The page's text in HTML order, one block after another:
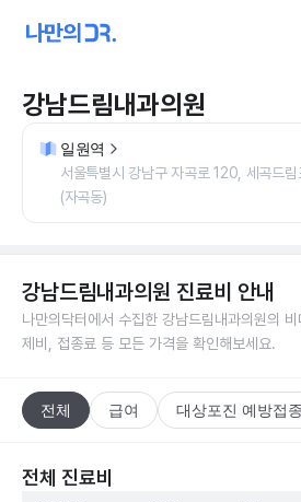
강남드림내과의원
일원역
서울특별시 강남구 자곡로 120, 세곡
(자곡동)
강남드림내과의원 진료비 안내
나만의닥터에서 수집한 강남드림내과의원의 비
제비, 접종료 등 모든 가격을 확인해보세요.
전체 급여 대상포진 예방접종
전체 진료비